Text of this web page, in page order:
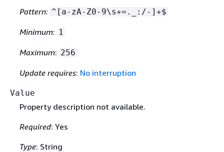
Pattern: ^[a-zA-Z0-9\s+=._:/-]+$
Minimum: 1
Maximum: 256
Update requires: No interruption
Value
Property description not available.
Required: Yes
Type: String